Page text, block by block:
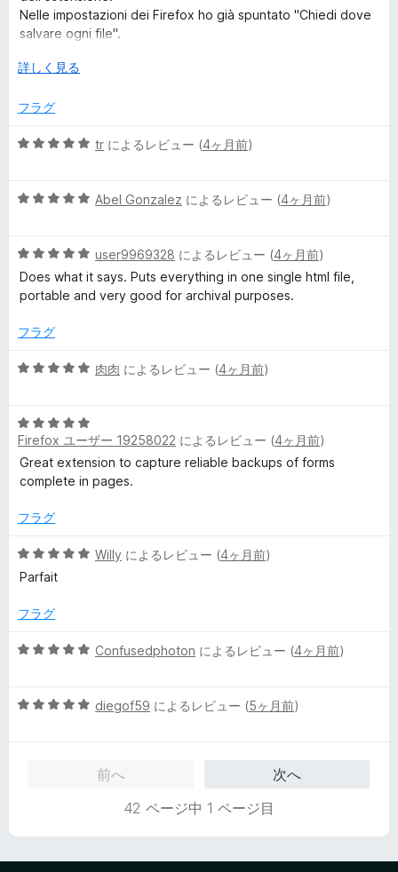
評
価
Nelle impostazioni dei Firefox ho già spuntato "Chiedi dove
salvare ogni file".
- Firefox 140.9.1esr (64 bit)
広
て
詳しく見る
フラグ
5
中
評
価
tr によるレビュー (4ヶ月前)
5
中
5
の
価
Abel Gonzalez によるレビュー (4ヶ月前)
5
段
階
5
評
user9969328 によるレビュー (4ヶ月前)
Does what it says. Puts everything in one single html file,
portable and very good for archival purposes.
フラグ
5
中
5
の
評
肉肉 によるレビュー (4ヶ月前)
5
段
階
中
の
価
Firefox ユーザー 19258022 によるレビュー (4ヶ月前)
Great extension to capture reliable backups of forms
complete in pages.
フラグ
5
段
中
の
Willy によるレビュー (4ヶ月前)
Parfait
フラグ
5
中
Confusedphoton によるレビュー (4ヶ月前)
5
diegof59 によるレビュー (5ヶ月前)
前へ
次へ
42 ページ中 1 ページ目